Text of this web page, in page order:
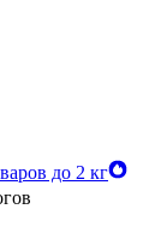
до 2 кг